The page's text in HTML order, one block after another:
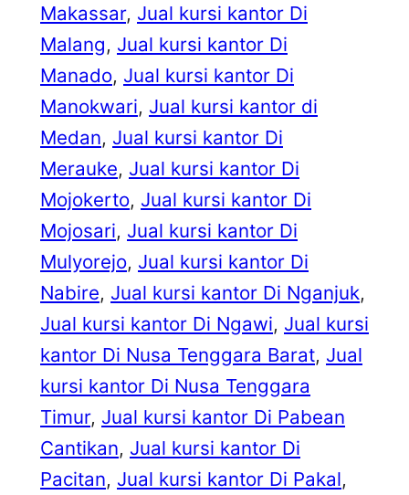
Makassar, Jual kursi kantor Di
Malang, Jual kursi kantor Di
Manado, Jual kursi kantor Di
Manokwari, Jual kursi kantor di
Medan, Jual kursi kantor Di
Merauke, Jual kursi kantor Di
Mojokerto, Jual kursi kantor Di
Mojosari, Jual kursi kantor Di
Mulyorejo, Jual kursi kantor Di
Nabire, Jual kursi kantor Di Nganjuk
Jual kursi kantor Di Ngawi, Jual kursi
kantor Di Nusa Tenggara Barat, Jual
kursi kantor Di Nusa Tenggara
Timur, Jual kursi kantor Di Pabean
Cantikan, Jual kursi kantor Di
Pacitan, Jual kursi kantor Di Pakal